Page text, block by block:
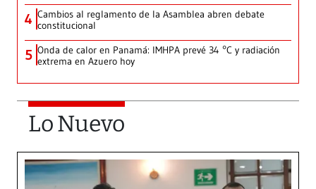
4 Cambios al reglamento de la Asamblea abren debate
constitucional
5 Onda de calor en Panamá: IMHPA prevé 34 °C y radiación
extrema en Azuero hoy
Lo Nuevo